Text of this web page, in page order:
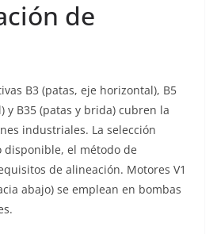
de
B3 (patas, eje horizontal), B5
y B35 (patas y brida) cubren la
industriales. La selección
disponible, el método de
de alineación. Motores V1
abajo) se emplean en bombas